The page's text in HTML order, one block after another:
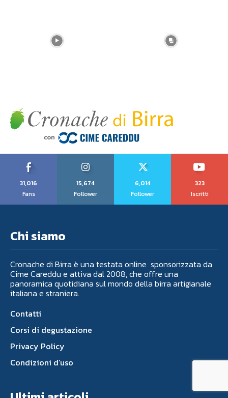
31,016
Fans
15,674
Follower
6,014
Follower
323
Iscritti
Chi siamo
Cronache di Birra è una testata online sponsorizzata da
Cime Careddu e attiva dal 2008, che offre una
panoramica quotidiana sul mondo della birra artigianale
italiana e straniera.
Contatti
Corsi di degustazione
Privacy Policy
Condizioni d’uso